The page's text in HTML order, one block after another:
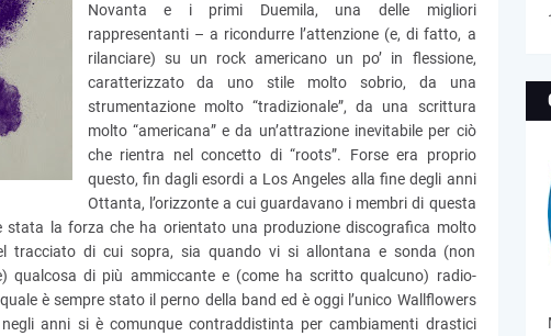
Novanta e i primi Duemila, una delle migliori
rappresentanti – a ricondurre l’attenzione (e, di fatto, a
rilanciare) su un rock americano un po’ in flessione,
caratterizzato da uno stile molto sobrio, da una
strumentazione molto “tradizionale”, da una scrittura
molto “americana” e da un’attrazione inevitabile per ciò
che rientra nel concetto di “roots”. Forse era proprio
questo, fin dagli esordi a Los Angeles alla fine degli anni
Ottanta, l’orizzonte a cui guardavano i membri di questa
stata la forza che ha orientato una produzione discografica molto
tracciato di cui sopra, sia quando vi si allontana e sonda (non
qualcosa di più ammiccante e (come ha scritto qualcuno) radio-
è sempre stato il perno della band ed è oggi l’unico Wallflowers
anni si è comunque contraddistinta per cambiamenti drastici